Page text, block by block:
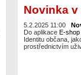
Novinka
5.2.2025 11:00
Do aplikace E-shop
Identitu občana,
prostřednictvím